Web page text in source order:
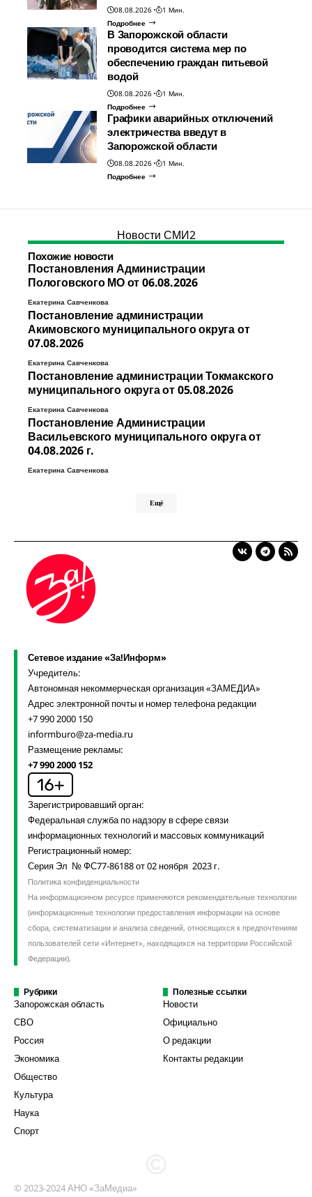
08.08.2026
1 Мин.
Подробнее
В Запорожской области
проводится система мер по
обеспечению граждан питьевой
водой
08.08.2026
1 Мин.
Подробнее
Графики аварийных отключений
электричества введут в
Запорожской области
08.08.2026
1 Мин.
Подробнее
Новости СМИ2
Похожие новости
Постановления Администрации
Пологовского МО от 06.08.2026
Екатерина Савченкова
Постановление администрации
Акимовского муниципального округа от
07.08.2026
Екатерина Савченкова
Постановление администрации Токмакского
муниципального округа от 05.08.2026
Екатерина Савченкова
Постановление Администрации
Васильевского муниципального округа от
04.08.2026 г.
Екатерина Савченкова
Ещё
Сетевое издание «За!Информ»
Учредитель:
Автономная некоммерческая организация «ЗАМЕДИА»
Адрес электронной почты и номер телефона редакции
+7 990 2000 150
informburo@za-media.ru
Размещение рекламы:
+7 990 2000 152
Зарегистрировавший орган:
Федеральная служба по надзору в сфере связи
информационных технологий и массовых коммуникаций
Регистрационный номер:
Серия Эл № ФС77-86188 от 02 ноября 2023 г.
Политика конфиденциальности
На информационном ресурсе применяются рекомендательные технологии
(информационные технологии предоставления информации на основе
сбора, систематизации и анализа сведений, относящихся к предпочтениям
пользователей сети «Интернет», находящихся на территории Российской
Федерации).
Рубрики
Запорожская область
СВО
Россия
Экономика
Общество
Культура
Наука
Спорт
Полезные ссылки
Новости
Официально
О редакции
Контакты редакции
© 2023-2024 АНО «ЗаМедиа»